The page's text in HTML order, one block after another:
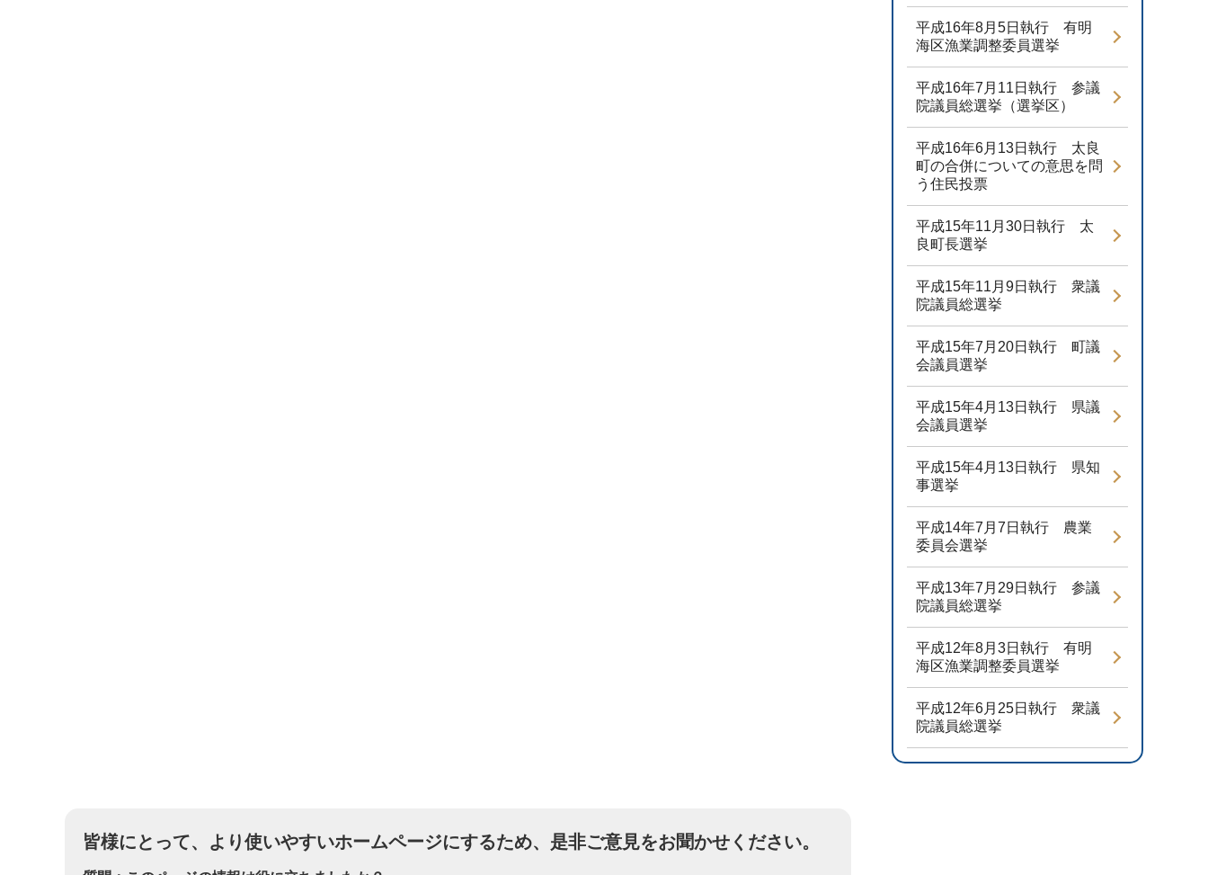
平成16年8月5日執行 有明
海区漁業調整委員選挙
平成16年7月11日執行 参議
院議員総選挙（選挙区）
平成16年6月13日執行 太良
町の合併についての意思を問
う住民投票
平成15年11月30日執行 太
良町長選挙
平成15年11月9日執行 衆議
院議員総選挙
平成15年7月20日執行 町議
会議員選挙
平成15年4月13日執行 県議
会議員選挙
平成15年4月13日執行 県知
事選挙
平成14年7月7日執行 農業
委員会選挙
平成13年7月29日執行 参議
院議員総選挙
平成12年8月3日執行 有明
海区漁業調整委員選挙
平成12年6月25日執行 衆議
院議員総選挙
皆様にとって、より使いやすいホームページにするため、是非ご意見をお聞かせください。